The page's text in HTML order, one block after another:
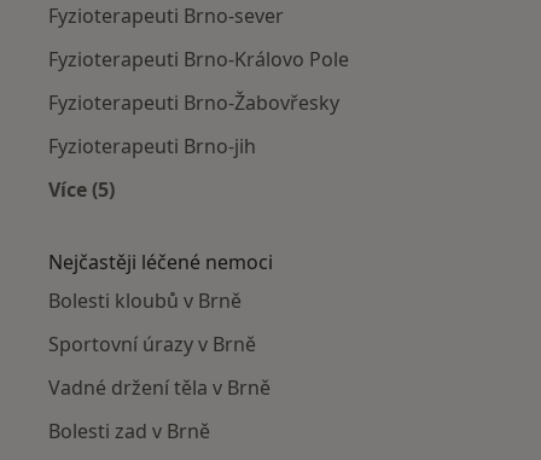
Fyzioterapeuti Brno-sever
Fyzioterapeuti Brno-Královo Pole
Fyzioterapeuti Brno-Žabovřesky
Fyzioterapeuti Brno-jih
Více (5)
Nejčastěji léčené nemoci
Bolesti kloubů v Brně
Sportovní úrazy v Brně
Vadné držení těla v Brně
Bolesti zad v Brně